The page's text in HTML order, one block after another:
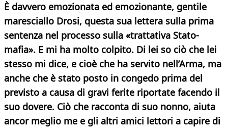
È davvero emozionata ed emozionante, gentile
maresciallo Drosi, questa sua lettera sulla prima
sentenza nel processo sulla «trattativa Stato-
mafia». E mi ha molto colpito. Di lei so ciò che lei
stesso mi dice, e cioè che ha servito nell’Arma, ma
anche che è stato posto in congedo prima del
previsto a causa di gravi ferite riportate facendo il
suo dovere. Ciò che racconta di suo nonno, aiuta
ancor meglio me e gli altri amici lettori a capire di